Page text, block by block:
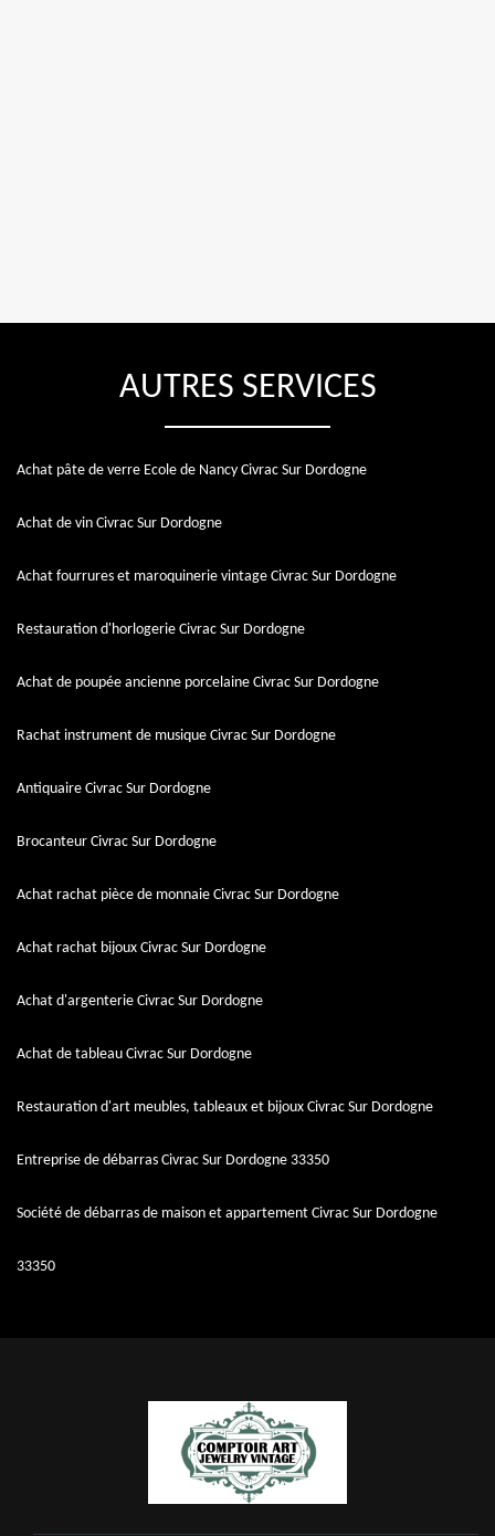
AUTRES SERVICES
Achat pâte de verre Ecole de Nancy Civrac Sur Dordogne
Achat de vin Civrac Sur Dordogne
Achat fourrures et maroquinerie vintage Civrac Sur Dordogne
Restauration d'horlogerie Civrac Sur Dordogne
Achat de poupée ancienne porcelaine Civrac Sur Dordogne
Rachat instrument de musique Civrac Sur Dordogne
Antiquaire Civrac Sur Dordogne
Brocanteur Civrac Sur Dordogne
Achat rachat pièce de monnaie Civrac Sur Dordogne
Achat rachat bijoux Civrac Sur Dordogne
Achat d'argenterie Civrac Sur Dordogne
Achat de tableau Civrac Sur Dordogne
Restauration d'art meubles, tableaux et bijoux Civrac Sur Dordogne
Entreprise de débarras Civrac Sur Dordogne 33350
Société de débarras de maison et appartement Civrac Sur Dordogne
33350